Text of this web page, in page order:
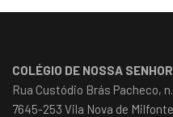
COLÉGIO DE NOSSA
Rua Custódio Brás Pacheco,
7645-253 Vila Nova de